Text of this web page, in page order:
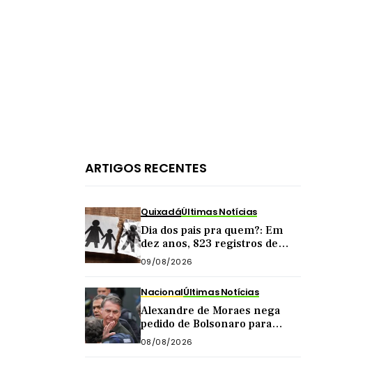
ARTIGOS RECENTES
QuixadáÚltimas Notícias
Dia dos pais pra quem?: Em
dez anos, 823 registros de
nascimento foram feitos sem
nome do pai em Quixadá
09/08/2026
NacionalÚltimas Notícias
Alexandre de Moraes nega
pedido de Bolsonaro para
receber visita dos filhos no dia
dos pais
08/08/2026